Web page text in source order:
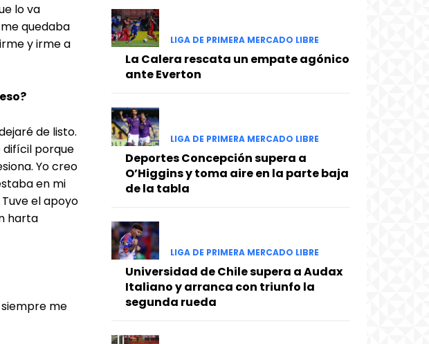
lo va
quedaba
y irme a
de listo.
difícil porque
Yo creo
en mi
el apoyo
harta
me
LIGA DE PRIMERA MERCADO LIBRE
La Calera rescata un empate agónico
ante Everton
LIGA DE PRIMERA MERCADO LIBRE
Deportes Concepción supera a
O’Higgins y toma aire en la parte baja
de la tabla
LIGA DE PRIMERA MERCADO LIBRE
Universidad de Chile supera a Audax
Italiano y arranca con triunfo la
segunda rueda